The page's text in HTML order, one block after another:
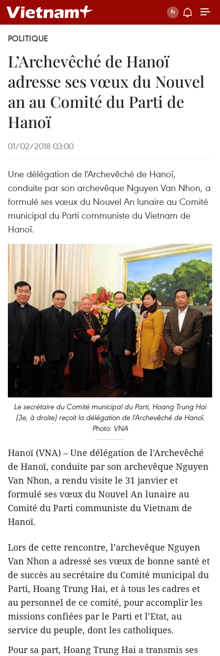
POLITIQUE
L’Archevêché de Hanoï
adresse ses vœux du Nouvel
an au Comité du Parti de
Hanoï
01/02/2018 03:00
Une délégation de l'Archevêché de Hanoï,
conduite par son archevêque Nguyen Van Nhon, a
formulé ses vœux du Nouvel An lunaire au Comité
municipal du Parti communiste du Vietnam de
Hanoï.
Le secrétaire du Comité municipal du Parti, Hoang Trung Hai
(3e, à droite) reçoit la délégation de l'Archevêché de Hanoï.
Photo: VNA
Hanoï (VNA) – Une délégation de l'Archevêché
de Hanoï, conduite par son archevêque Nguyen
Van Nhon, a rendu visite le 31 janvier et
formulé ses vœux du Nouvel An lunaire au
Comité du Parti communiste du Vietnam de
Hanoï.
Lors de cette rencontre, l’archevêque Nguyen
Van Nhon a adressé ses vœux de bonne santé et
de succès au secrétaire du Comité municipal du
Parti, Hoang Trung Hai, et à tous les cadres et​
au personnel de ce comité, pour accomplir ​les
missions confiées par le Parti et l’Etat, au
service du peuple, dont les catholiques.
Pour sa part, Hoang Trung Hai a transmis ses